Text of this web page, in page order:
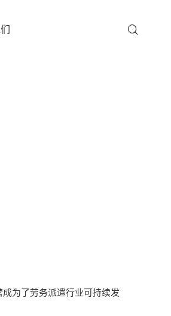
为了劳务派遣行业可持续发